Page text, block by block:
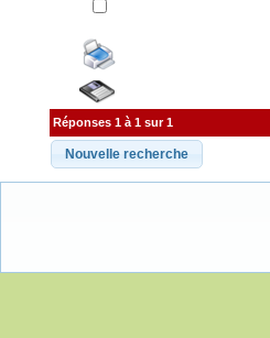
Réponses 1 à 1 sur 1